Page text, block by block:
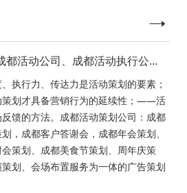
都活动公司、成都活动执行公
司、成都发布会策划公司、成
都年会活动策划
执行力、传达力是活动策划的要素；
策划才具备营销行为的延续性；——活
馈的方法。成都活动策划公司：成都
，成都客户答谢会，成都年会策划、
策划、成都美食节策划、周年庆策
划、会场布置服务为一体的广告策划